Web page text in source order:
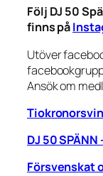
Följ DJ 50
finns på
Utöver
Ansök om
DJ 50 SPÄNN
Försvenskat